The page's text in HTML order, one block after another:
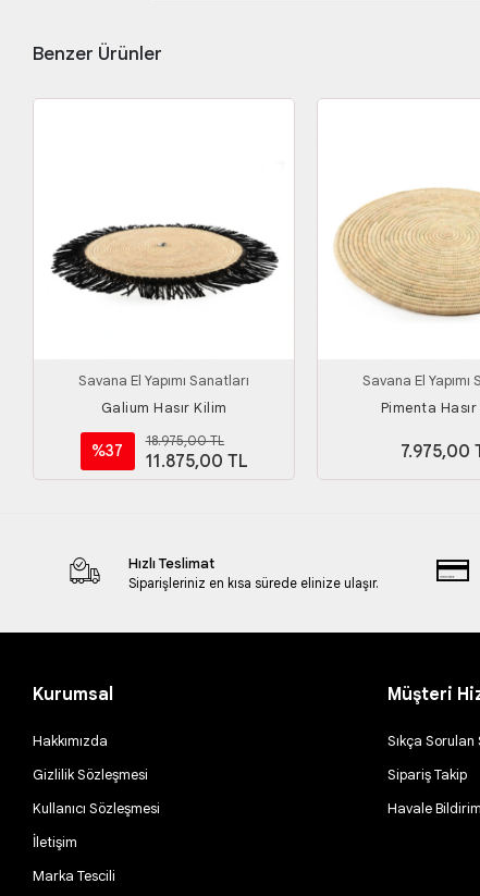
Benzer Ürünler
Savana El Yapımı Sanatları
Galium Hasır Kilim
%37
18.975,00 TL
11.875,00 TL
Savana El Yapımı
Pimenta
7.975,00
Hızlı Teslimat
Siparişleriniz en kısa sürede elinize ulaşır.
Kurumsal
Hakkımızda
Gizlilik Sözleşmesi
Kullanıcı Sözleşmesi
İletişim
Marka Tescili
Müşteri
Sıkça
Sipariş Takip
Havale